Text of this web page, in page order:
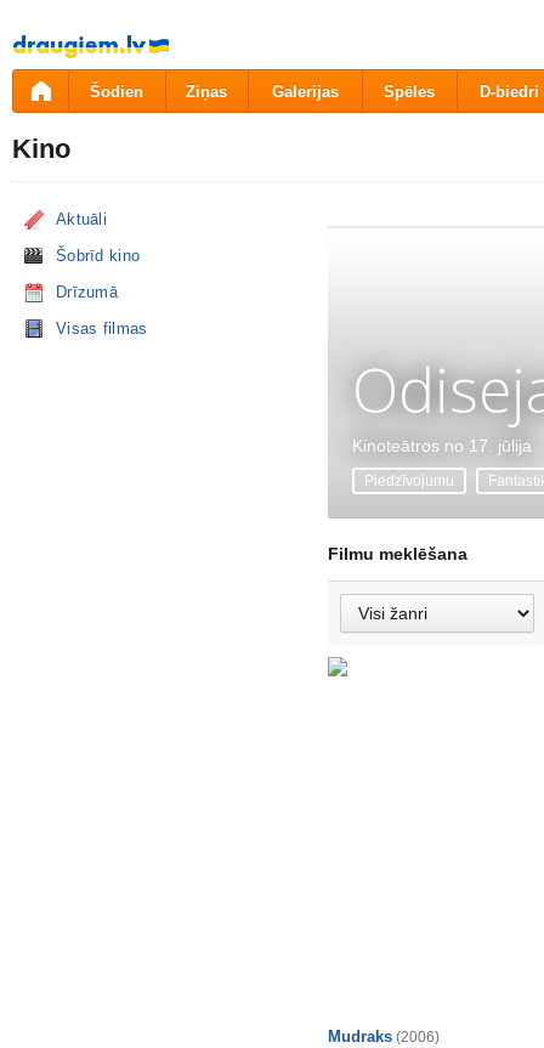
Pāriet
uz
saturu
Šodien Ziņas Galerijas Spēles D-biedri
Kino
Aktuāli
Šobrīd kino
Drīzumā
Visas filmas
Kinoteātros no 17. jūlija
Piedzīvojumu
Filmu meklēšana
Mudraks (2006)